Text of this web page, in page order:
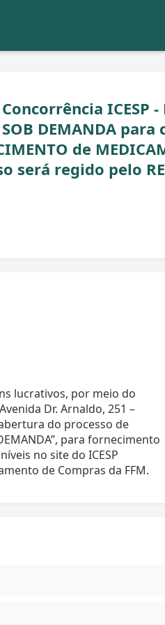
ICESP
DEMANDA
de
será regido pelo
lucrativos, por meio do
Dr. Arnaldo, 251 –
do processo de
para fornecimento
no site do ICESP
de Compras da FFM.